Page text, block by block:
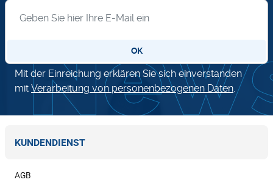
OK
Mit der Einreichung erklären Sie sich einverstanden
mit Verarbeitung von personenbezogenen Daten.
KUNDENDIENST
AGB